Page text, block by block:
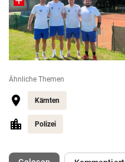
Ähnliche Themen
Kärnten
Polizei